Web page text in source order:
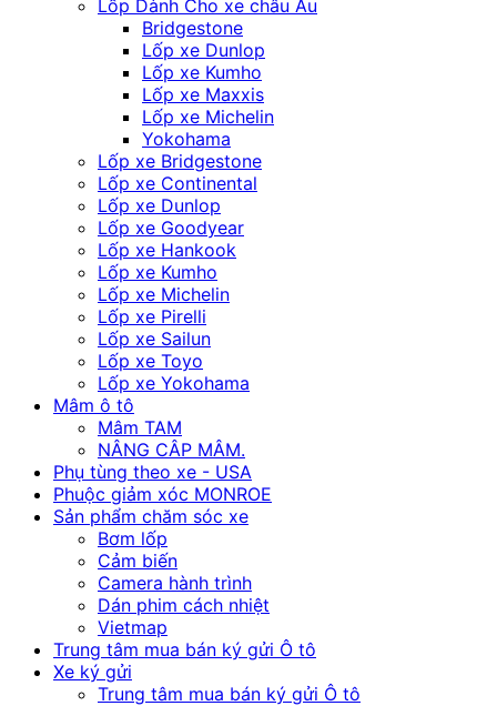
Lốp Dành Cho xe châu Âu
Bridgestone
Lốp xe Dunlop
Lốp xe Kumho
Lốp xe Maxxis
Lốp xe Michelin
Yokohama
Lốp xe Bridgestone
Lốp xe Continental
Lốp xe Dunlop
Lốp xe Goodyear
Lốp xe Hankook
Lốp xe Kumho
Lốp xe Michelin
Lốp xe Pirelli
Lốp xe Sailun
Lốp xe Toyo
Lốp xe Yokohama
Mâm ô tô
Mâm TAM
NÂNG CÂP MÂM.
Phụ tùng theo xe - USA
Phuộc giảm xóc MONROE
Sản phẩm chăm sóc xe
Bơm lốp
Cảm biến
Camera hành trình
Dán phim cách nhiệt
Vietmap
Trung tâm mua bán ký gửi Ô tô
Xe ký gửi
Trung tâm mua bán ký gửi Ô tô